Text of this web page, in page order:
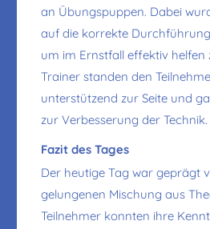
an Übungspuppen. Dabei
auf die korrekte
um im Ernstfall effektiv helfen
Trainer standen den
unterstützend zur Seite und
zur Verbesserung der Technik.
Fazit des Tages
Der heutige Tag war geprägt
gelungenen Mischung aus
Teilnehmer konnten ihre